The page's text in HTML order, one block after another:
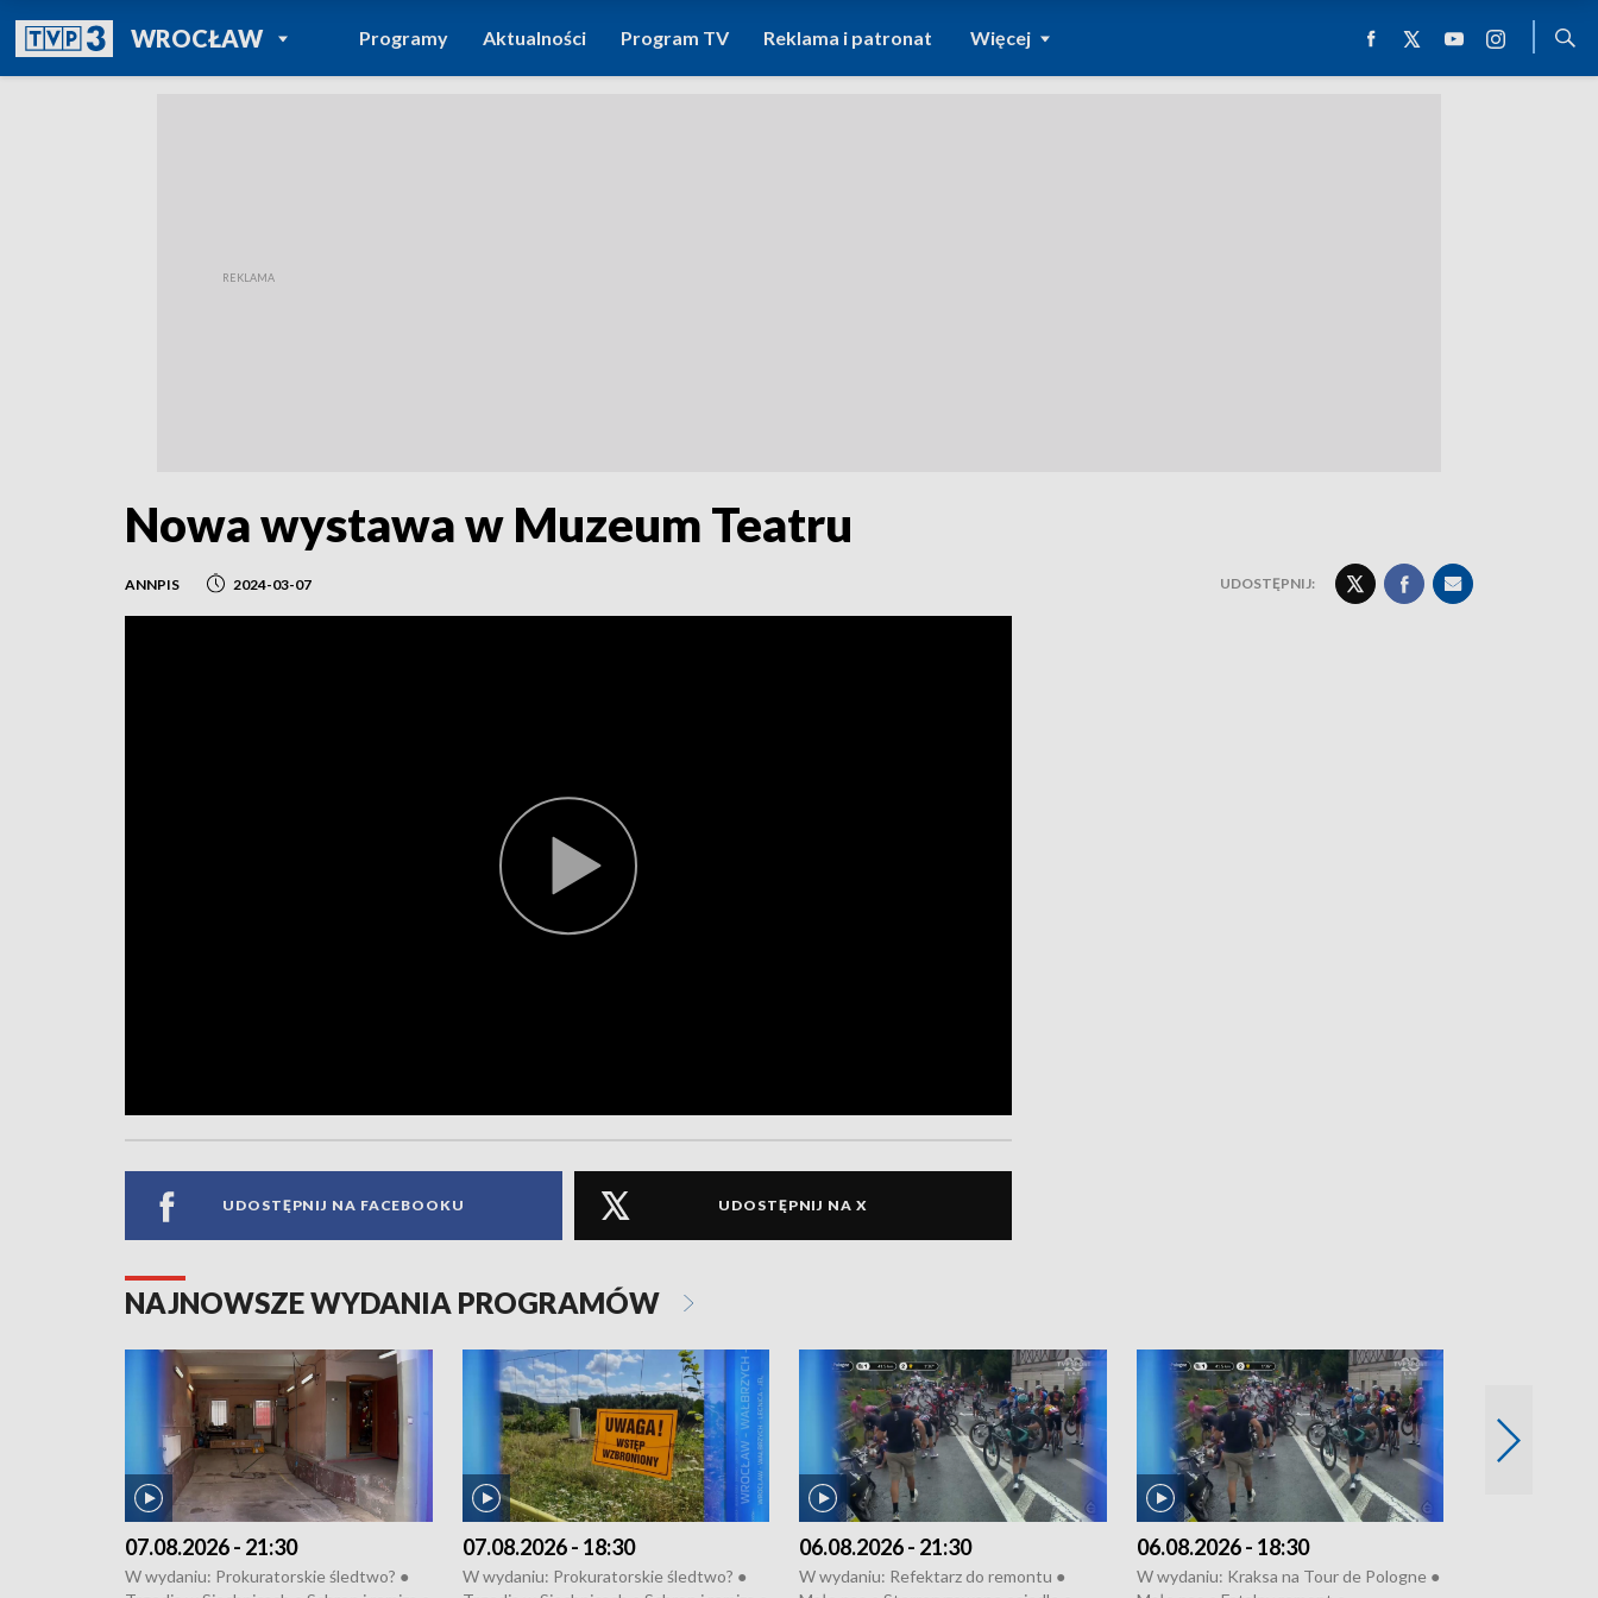
WROCŁAWPOWRÓT DO
TVP REGIONY
Programy Aktualności Program TV Reklama i patronat Więcej
Nowa wystawa w Muzeum Teatru
ANNPIS 2024-03-07 UDOSTĘPNIJ:
UDOSTĘPNIJ NA FACEBOOKU UDOSTĘPNIJ NA X
NAJNOWSZE WYDANIA PROGRAMÓW
07.08.2026 - 21:30
W wydaniu: Prokuratorskie śledtwo? ●
07.08.2026 - 18:30
W wydaniu: Prokuratorskie śledtwo? ●
06.08.2026 - 21:30
W wydaniu: Refektarz do remontu ●
06.08.2026 - 18:30
W wydaniu: Kraksa na Tour de Pologne ●